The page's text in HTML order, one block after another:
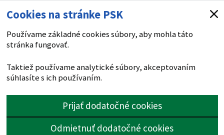
Cookies na stránke PSK
Používame základné cookies súbory, aby mohla táto
stránka fungovať.
Taktiež používame analytické súbory, akceptovaním
súhlasíte s ich používaním.
Prijať dodatočné cookies
Odmietnuť dodatočné cookies